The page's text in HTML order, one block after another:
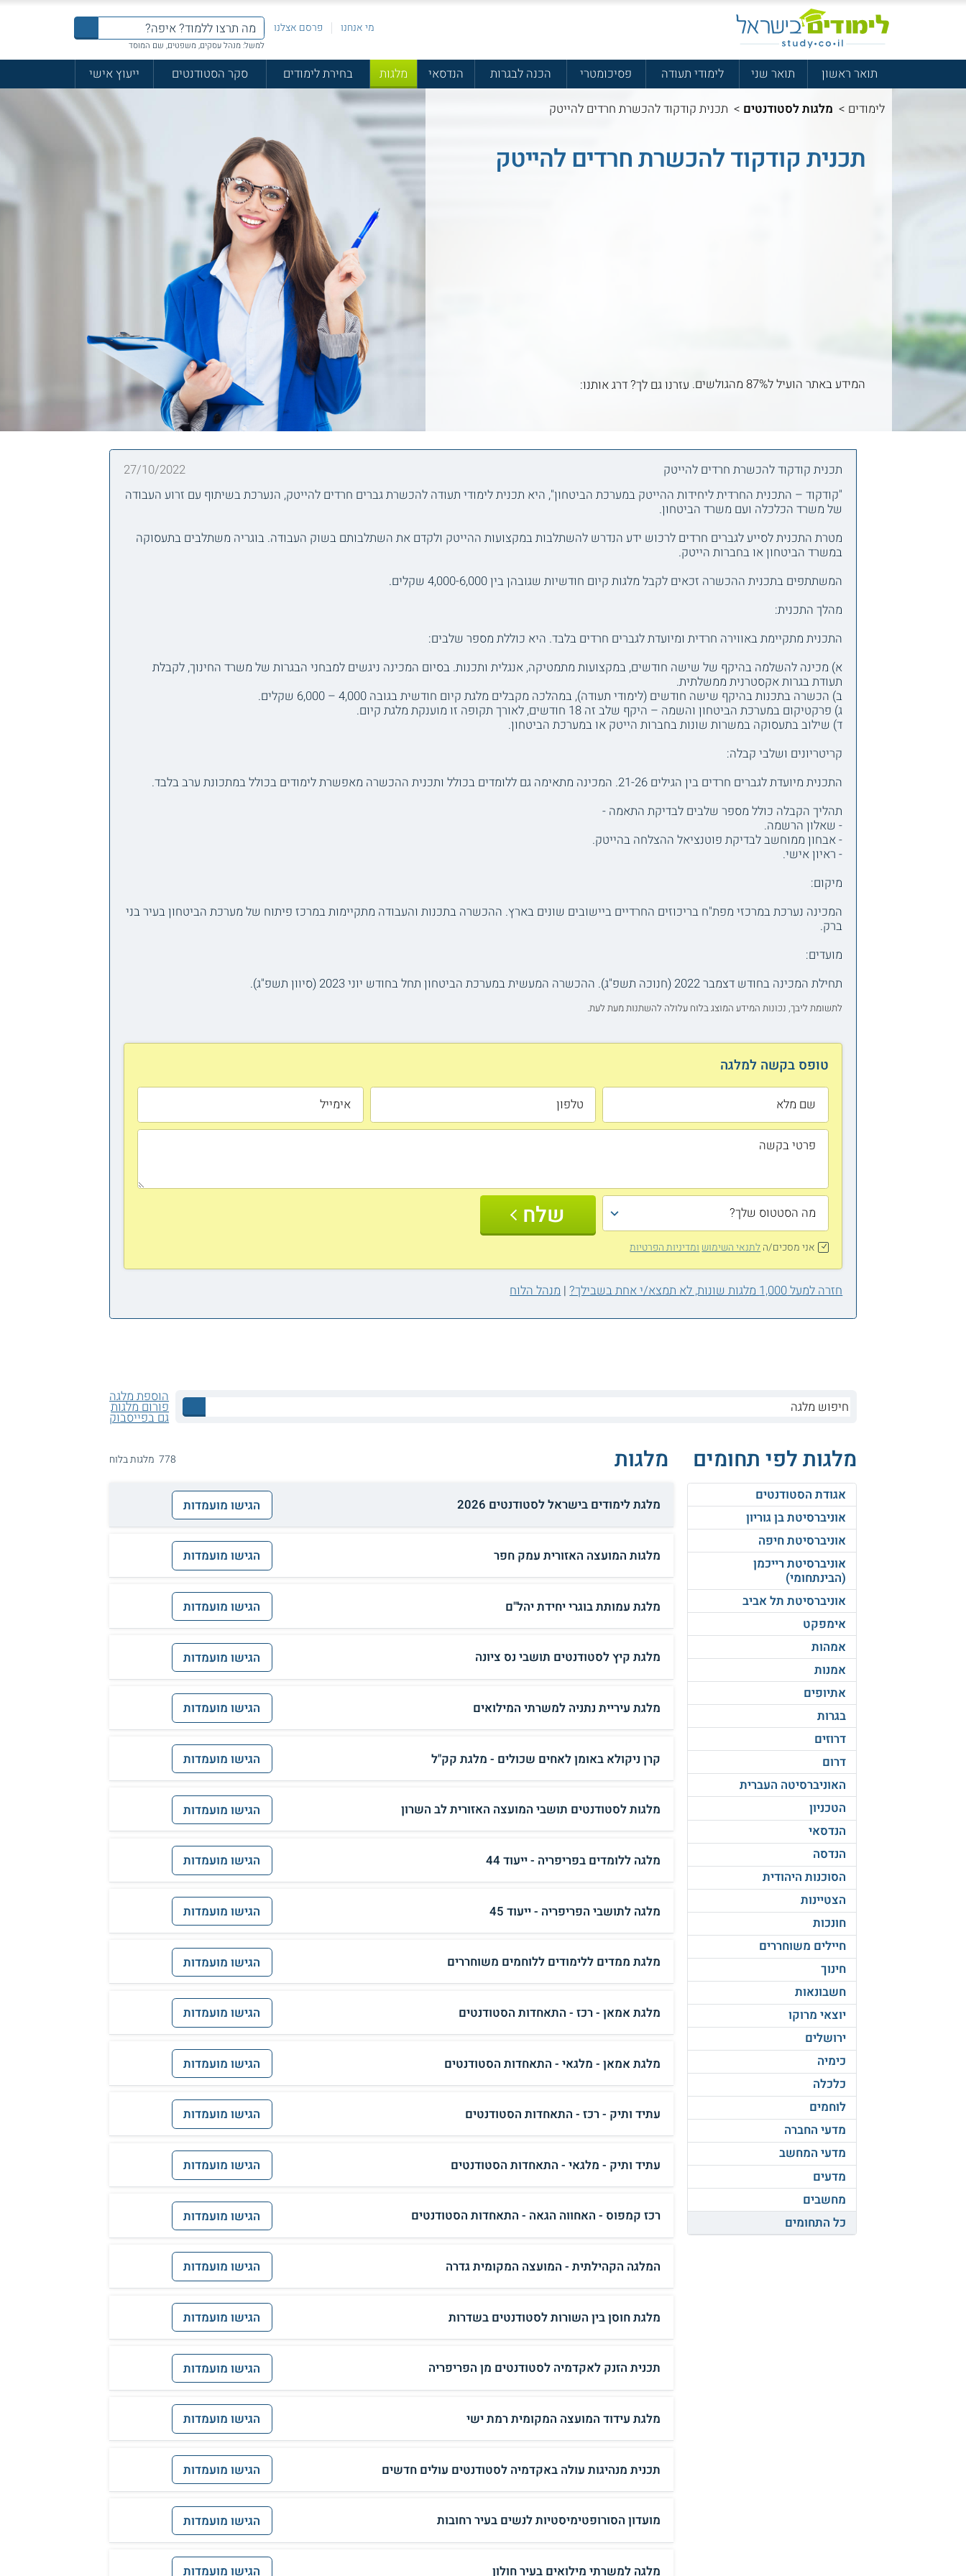
מי אנחנו פרסם אצלנו
למשל: מנהל עסקים, משפטים, שם המוסד
תואר ראשון תואר שני לימודי תעודה פסיכומטרי הכנה לבגרות הנדסאי מלגות בחירת לימודים סקר הסטודנטים
ייעוץ אישי
לימודים > מלגות לסטודנטים > תכנית קודקוד להכשרת חרדים להייטק
תכנית קודקוד להכשרת חרדים להייטק
המידע באתר הועיל ל87% מהגולשים. עזרנו גם לך? דרג אותנו:
תכנית קודקוד להכשרת חרדים להייטק
27/10/2022
"קודקוד – התכנית החרדית ליחידות ההייטק במערכת הביטחון", היא תכנית לימודי תעודה להכשרת גברים חרדים להייטק, הנערכת בשיתוף עם זרוע העבודה
של משרד הכלכלה ועם משרד הביטחון.
מטרת התכנית לסייע לגברים חרדים לרכוש ידע הנדרש להשתלבות במקצועות ההייטק ולקדם את השתלבותם בשוק העבודה. בוגריה משתלבים בתעסוקה
במשרד הביטחון או בחברות הייטק.
המשתתפים בתכנית ההכשרה זכאים לקבל מלגות קיום חודשיות שגובהן בין 4,000-6,000 שקלים.
מהלך התכנית:
התכנית מתקיימת באווירה חרדית ומיועדת לגברים חרדים בלבד. היא כוללת מספר שלבים:
א) מכינה להשלמה בהיקף של שישה חודשים, במקצועות מתמטיקה, אנגלית ותכנות. בסיום המכינה ניגשים למבחני הבגרות של משרד החינוך, לקבלת
תעודת בגרות אקסטרנית ממשלתית.
ב) הכשרה בתכנות בהיקף שישה חודשים (לימודי תעודה), במהלכה מקבלים מלגת קיום חודשית בגובה 4,000 – 6,000 שקלים.
ג) פרקטיקום במערכת הביטחון והשמה – היקף שלב זה 18 חודשים, לאורך תקופה זו מוענקת מלגת קיום.
ד) שילוב בתעסוקה במשרות שונות בחברות הייטק או במערכת הביטחון.
קריטריונים ושלבי קבלה:
התכנית מיועדת לגברים חרדים בין הגילים 21-26. המכינה מתאימה גם ללומדים בכולל ותכנית ההכשרה מאפשרת לימודים בכולל במתכונת ערב בלבד.
תהליך הקבלה כולל מספר שלבים לבדיקת התאמה -
- שאלון הרשמה.
- אבחון ממוחשב לבדיקת פוטנציאל ההצלחה בהייטק.
- ראיון אישי.
מיקום:
המכינה נערכת במרכזי מפת"ח בריכוזים החרדיים ביישובים שונים בארץ. ההכשרה בתכנות והעבודה מתקיימות במרכז פיתוח של מערכת הביטחון בעיר בני
ברק.
מועדים:
תחילת המכינה בחודש דצמבר 2022 (חנוכה תשפ"ג). ההכשרה המעשית במערכת הביטחון תחל בחודש יוני 2023 (סיוון תשפ"ג).
לתשומת ליבך, נכונות המידע המוצג בלוח עלולה להשתנות מעת לעת.
טופס בקשה למלגה
שלח
אני מסכים/הלתנאי השימוש ומדיניות הפרטיות
חזרה למעל 1,000 מלגות שונות, לא תמצא/י אחת בשבילך? | מנהל הלוח
הוספת מלגה
פורום מלגות
גם בפייסבוק
מלגות לפי תחומים
אגודת הסטודנטים
אוניברסיטת בן גוריון
אוניברסיטת חיפה
אוניברסיטת רייכמן
(הבינתחומי)
אוניברסיטת תל אביב
אימפקט
אמהות
אמנות
אתיופים
בגרות
דרוזים
דרום
האוניברסיטה העברית
הטכניון
הנדסאי
הנדסה
הסוכנות היהודית
הצטיינות
חונכות
חיילים משוחררים
חינוך
חשבונאות
יוצאי מרוקו
ירושלים
כימיה
כלכלה
לוחמים
מדעי החברה
מדעי המחשב
מדעים
מחשבים
כל התחומים
מלגות 778 מלגות בלוח
מלגת לימודים בישראל לסטודנטים 2026 הגישו מועמדות
מלגות המועצה האזורית עמק חפר הגישו מועמדות
מלגת עמותת בוגרי יחידת יהל"ם הגישו מועמדות
מלגת קיץ לסטודנטים תושבי נס ציונה הגישו מועמדות
מלגת עיריית נתניה למשרתי המילואים הגישו מועמדות
קרן ניקולא באומן לאחים שכולים - מלגת קק"ל הגישו מועמדות
מלגות לסטודנטים תושבי המועצה האזורית לב השרון הגישו מועמדות
מלגה ללומדים בפריפריה - ייעוד 44 הגישו מועמדות
מלגה לתושבי הפריפריה - ייעוד 45 הגישו מועמדות
מלגת ממדים ללימודים ללוחמים משוחררים הגישו מועמדות
מלגת אמאן - רכז - התאחדות הסטודנטים הגישו מועמדות
מלגת אמאן - מלגאי - התאחדות הסטודנטים הגישו מועמדות
עתיד ותיק - רכז - התאחדות הסטודנטים הגישו מועמדות
עתיד ותיק - מלגאי - התאחדות הסטודנטים הגישו מועמדות
רכז קמפוס - האחווה הגאה - התאחדות הסטודנטים הגישו מועמדות
המלגה הקהילתית - המועצה המקומית גדרה הגישו מועמדות
מלגת חוסן בין השורות לסטודנטים בשדרות הגישו מועמדות
תכנית הזנק לאקדמיה לסטודנטים מן הפריפריה הגישו מועמדות
מלגת עידוד המועצה המקומית רמת ישי הגישו מועמדות
תכנית מנהיגות עולה באקדמיה לסטודנטים עולים חדשים הגישו מועמדות
מועדון הסורופטימיסטיות לנשים בעיר רחובות הגישו מועמדות
מלגה למשרתי מילואים בעיר חולון הגישו מועמדות